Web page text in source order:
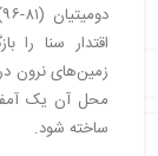
اقتدار سنا را
زمین‌های نرون در
محل آن یک
ساخته شود.